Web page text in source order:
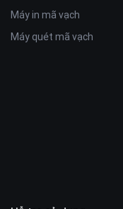
Máy in mã vạch
Máy quét mã vạch